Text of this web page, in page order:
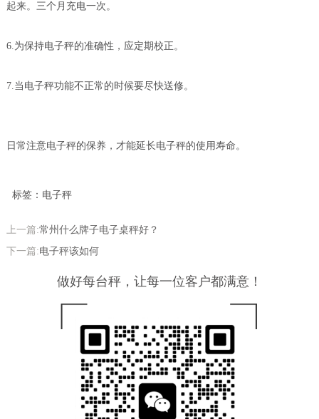
起来。三个月充电一次。
6.为保持电子秤的准确性，应定期校正。
7.当电子秤功能不正常的时候要尽快送修。
日常注意电子秤的保养，才能延长电子秤的使用寿命。
标签：电子秤
上一篇:常州什么牌子电子桌秤好？
下一篇:电子秤该如何
做好每台秤，让每一位客户都满意！